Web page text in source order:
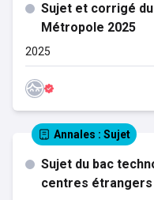
Sujet et corrigé
Métropole 2025
2025
Annales : Sujet
Sujet du bac
centres